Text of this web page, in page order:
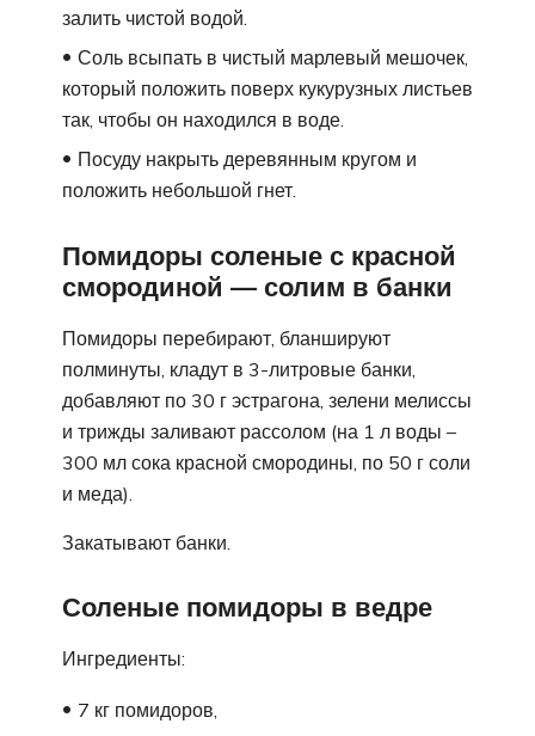
залить чистой водой.
Соль всыпать в чистый марлевый мешочек,
который положить поверх кукурузных листьев
так, чтобы он находился в воде.
Посуду накрыть деревянным кругом и
положить небольшой гнет.
Помидоры соленые с красной
смородиной — солим в банки
Помидоры перебирают, бланшируют
полминуты, кладут в 3-литровые банки,
добавляют по 30 г эстрагона, зелени мелиссы
и трижды заливают рассолом (на 1 л воды –
300 мл сока красной смородины, по 50 г соли
и меда).
Закатывают банки.
Соленые помидоры в ведре
Ингредиенты:
7 кг помидоров,